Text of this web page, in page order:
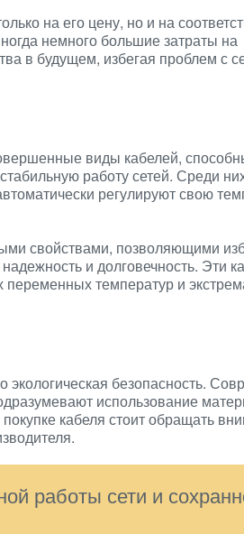
на его цену, но и на
немного большие затраты на
в будущем, избегая проблем с
виды кабелей,
работу сетей. Среди
регулируют свою
свойствами, позволяющими
и долговечность. Эти
переменных температур и
безопасность.
использование
кабеля стоит обращать
работы сети и